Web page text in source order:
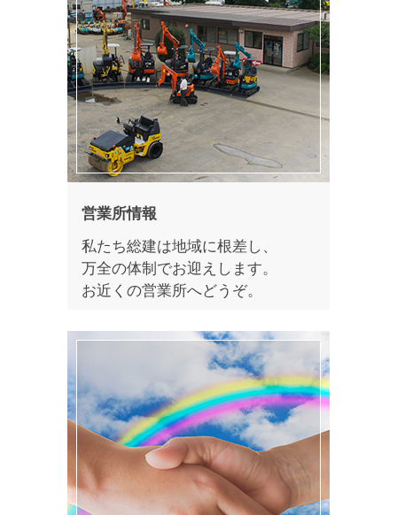
営業所情報
私たち総建は地域に根差し、
万全の体制でお迎えします。
お近くの営業所へどうぞ。